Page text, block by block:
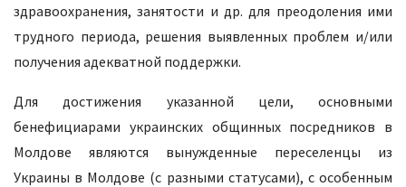
здравоохранения, занятости и др. для преодоления ими
трудного периода, решения выявленных проблем и/или
получения адекватной поддержки.
Для достижения указанной цели, основными
бенефициарами украинских общинных посредников в
Молдове являются вынужденные переселенцы из
Украины в Молдове (с разными статусами), с особенным